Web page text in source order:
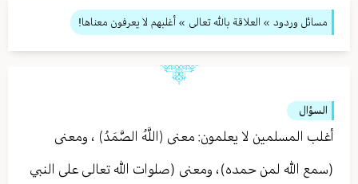
مسائل وردود » العلاقة بالله تعالى » أغلبهم لا يعرفون معناها!
السؤال
أغلب المسلمين لا يعلمون: معنى ﴿اللَّهُ الصَّمَدُ﴾ ، ومعنى
(سمع الله لمن حمده)، ومعنى (صلوات الله تعالى على النبي